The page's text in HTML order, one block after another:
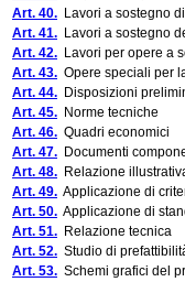
Art. 40. Lavori a sostegno
Art. 41. Lavori a sostegno
Art. 42. Lavori per opere a
Art. 43. Opere speciali per
Art. 44. Disposizioni
Art. 45. Norme tecniche
Art. 46. Quadri economici
Art. 47. Documenti
Art. 48. Relazione
Art. 49. Applicazione di
Art. 50. Applicazione di
Art. 51. Relazione tecnica
Art. 52. Studio di
Art. 53. Schemi grafici del